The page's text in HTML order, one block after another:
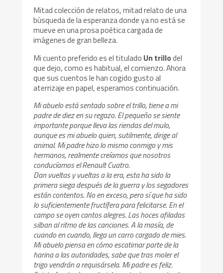
Mitad colección de relatos, mitad relato de una
búsqueda de la esperanza donde ya no está se
mueve en una prosa poética cargada de
imágenes de gran belleza.
Mi cuento preferido es el titulado Un trillodel
que dejo, como es habitual, el comienzo. Ahora
que sus cuentos le han cogido gusto al
aterrizaje en papel, esperamos continuación.
Mi abuelo está sentado sobre el trillo, tiene a mi
padre de diez en su regazo. El pequeño se siente
importante porque lleva las riendas del mulo,
aunque es mi abuelo quien, sutilmente, dirige al
animal. Mi padre hizo lo mismo conmigo y mis
hermanos, realmente creíamos que nosotros
conducíamos el Renault Cuatro.
Dan vueltas y vueltas a la era, esta ha sido la
primera siega después de la guerra y los segadores
están contentos. No en exceso, pero sí que ha sido
lo suficientemente fructífera para felicitarse. En el
campo se oyen cantos alegres. Las hoces afiladas
silban al ritmo de las canciones. A la masía, de
cuando en cuando, llega un carro cargado de mies.
Mi abuelo piensa en cómo escatimar parte de la
harina a las autoridades, sabe que tras moler el
trigo vendrán a requisársela. Mi padre es feliz.